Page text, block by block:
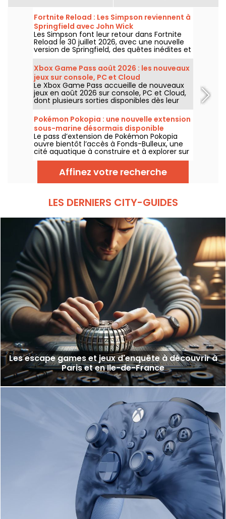
Fortnite Reload : Les Simpson reviennent à
Springfield avec John Wick
Les Simpson font leur retour dans Fortnite
Reload le 30 juillet 2026, avec une nouvelle
version de Springfield, des quêtes inédites et
un crossover avec John Wick. La mise à jour
ajoute plusieurs lieux emblématiques, un
style spécial pour le célèbre assassin et de
nouveaux éléments de gameplay.
Xbox Game Pass août 2026 : les nouveaux
jeux sur console, PC et Cloud
Le Xbox Game Pass accueille de nouveaux
jeux en août 2026 sur console, PC et Cloud,
dont plusieurs sorties disponibles dès leur
lancement. Voici les principaux ajouts
annoncés par Microsoft pour les abonnés au
service.
Pokémon Pokopia : une nouvelle extension
sous-marine désormais disponible
Le pass d’extension de Pokémon Pokopia
ouvre bientôt l’accès à Fonds-Bulleux, une
cité aquatique à construire et à explorer sur
Nintendo Switch 2. Cette première vague de
contenu payant sera disponible le 5 août
2026 avec de nouveaux Pokémon,
bâtiments et mécaniques sous-marines.
Affinez votre recherche
LES DERNIERS CITY-GUIDES
Les escape games et jeux d'enquête à découvrir à
Paris et en Ile-de-France